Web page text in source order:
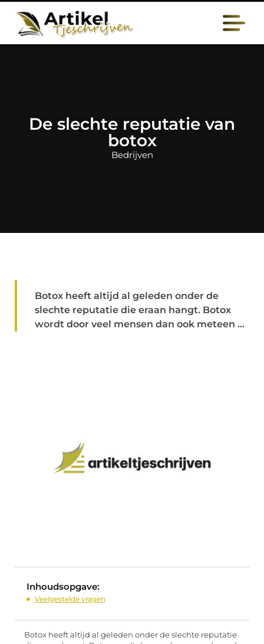
De slechte reputatie van
botox
Bedrijven
Botox heeft altijd al geleden onder de
slechte reputatie die eraan hangt. Botox
wordt door veel mensen dan ook meteen ...
Inhoudsopgave:
Veelgestelde vragen
Botox heeft altijd al geleden onder de slechte reputatie